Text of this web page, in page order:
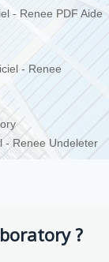
- Renee PDF Aide
- Renee
- Renee Undeleter
?